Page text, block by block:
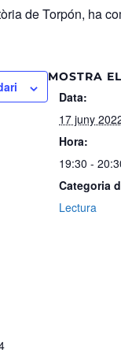
de Torpón, ha
MOSTRA
Data:
17 juny
Hora:
19:30 -
Categoria
Lectura